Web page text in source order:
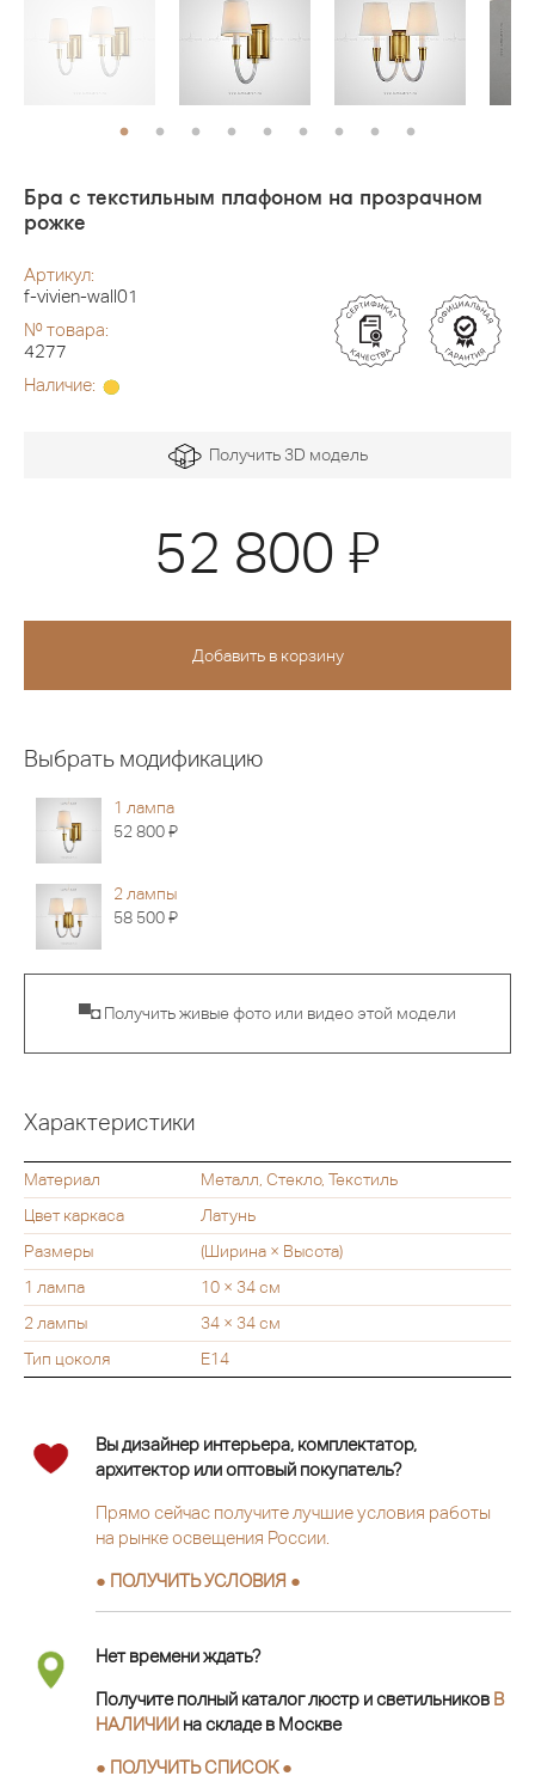
Бра с текстильным плафоном на прозрачном
рожке
Артикул:
f-vivien-wall01
№ товара:
4277
Наличие:
Получить 3D модель
52 800 Я
Выбрать модификацию
1 лампа
52 800Я
2 лампы
58 500Я
▀◘ Получить живые фото или видео этой модели
Характеристики
Материал
Металл, Стекло, Текстиль
Цвет каркаса
Латунь
Размеры
(Ширина × Высота)
1 лампа
10 × 34 см
2 лампы
34 × 34 см
Тип цоколя
E14
Вы дизайнер интерьера, комплектатор,
архитектор или оптовый покупатель?
Прямо сейчас получите лучшие условия работы
на рынке освещения России.
● ПОЛУЧИТЬ УСЛОВИЯ ●
Нет времени ждать?
Получите полный каталог люстр и светильников В
НАЛИЧИИ на складе в Москве
● ПОЛУЧИТЬ СПИСОК ●